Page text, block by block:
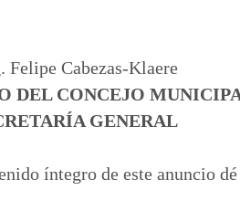
Felipe Cabezas-Klaere
DEL CONCEJO
GENERAL
íntegro de este anuncio